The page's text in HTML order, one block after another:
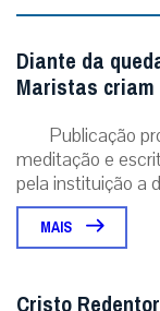
Diante da
Maristas criam
Publicação
meditação e
pela instituição a
MAIS